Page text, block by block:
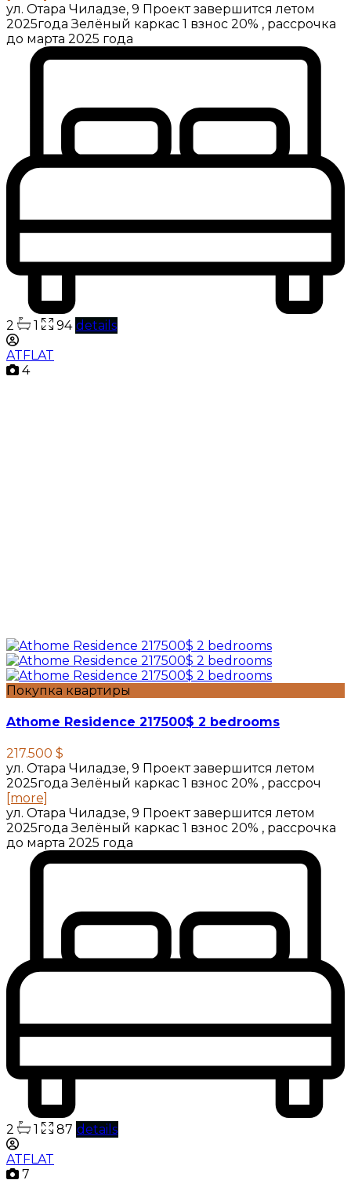
ул. Отара Чиладзе, 9 Проект завершится летом
2025года Зелёный каркас 1 взнос 20% , рассрочка
до марта 2025 года
2 1 94 details
ATFLAT
4
Покупка квартиры
Athome Residence 217500$ 2 bedrooms
217.500 $
ул. Отара Чиладзе, 9 Проект завершится летом
2025года Зелёный каркас 1 взнос 20% , рассроч
[more]
ул. Отара Чиладзе, 9 Проект завершится летом
2025года Зелёный каркас 1 взнос 20% , рассрочка
до марта 2025 года
2 1 87 details
ATFLAT
7